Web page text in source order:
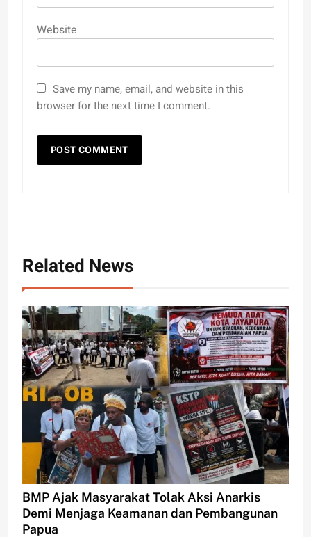
Website
Save my name, email, and website in this
browser for the next time I comment.
Related News
BMP Ajak Masyarakat Tolak Aksi Anarkis
Demi Menjaga Keamanan dan Pembangunan
Papua